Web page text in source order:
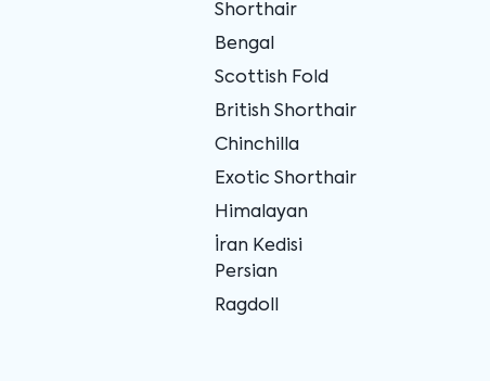
Shorthair
Bengal
Scottish Fold
British Shorthair
Chinchilla
Exotic Shorthair
Himalayan
İran Kedisi
Persian
Ragdoll